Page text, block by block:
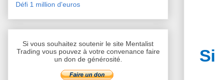
Défi 1 million d'euros
Si vous souhaitez soutenir le site Mentalist
Trading vous pouvez à votre convenance faire
un don de générosité.